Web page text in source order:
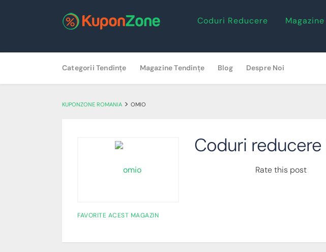
Coduri Reducere Magazine
to
content
Categorii Tendințe Magazine Tendințe Blog Despre Noi
KUPONZONE ROMANIA > OMIO
FAVORITE ACEST MAGAZIN
Coduri reducere
Rate this post